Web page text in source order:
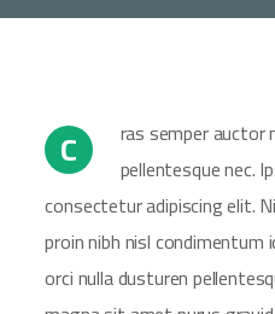
C
ras semper auctor
pellentesque nec.
consectetur adipiscing elit.
proin nibh nisl
orci nulla dusturen